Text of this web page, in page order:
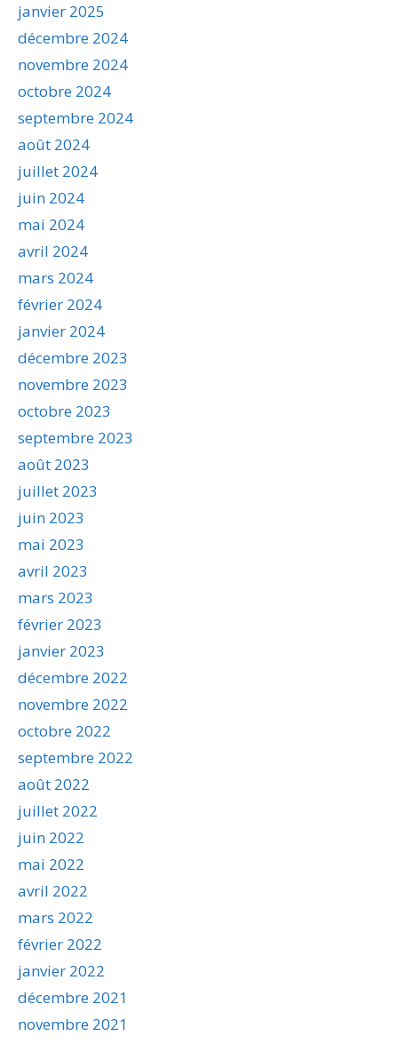
janvier 2025
décembre 2024
novembre 2024
octobre 2024
septembre 2024
août 2024
juillet 2024
juin 2024
mai 2024
avril 2024
mars 2024
février 2024
janvier 2024
décembre 2023
novembre 2023
octobre 2023
septembre 2023
août 2023
juillet 2023
juin 2023
mai 2023
avril 2023
mars 2023
février 2023
janvier 2023
décembre 2022
novembre 2022
octobre 2022
septembre 2022
août 2022
juillet 2022
juin 2022
mai 2022
avril 2022
mars 2022
février 2022
janvier 2022
décembre 2021
novembre 2021